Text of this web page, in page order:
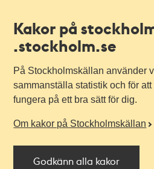
Kakor på
.stockholm.se
På Stockholmskällan använder
sammanställa statistik och för
fungera på ett bra sätt för dig.
Om kakor på Stockholmskällan
Godkänn alla kakor